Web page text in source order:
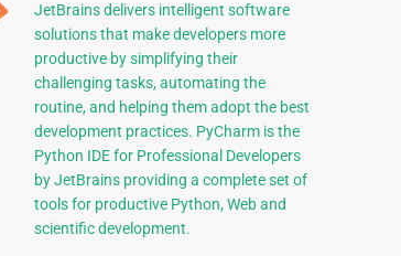
JetBrains delivers intelligent software
solutions that make developers more
productive by simplifying their
challenging tasks, automating the
routine, and helping them adopt the best
development practices. PyCharm is the
Python IDE for Professional Developers
by JetBrains providing a complete set of
tools for productive Python, Web and
scientific development.